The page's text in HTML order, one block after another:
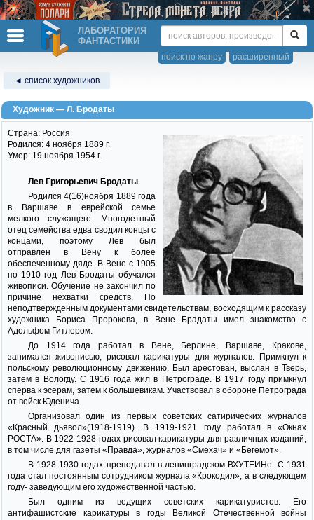
ЛАБОРАТОРИЯ
ФАНТАСТИКИ
расширенный
поиск по жанру
◄ список художников
Художник — Л. Бродаты
Страна: Россия
Родился: 4 ноября 1889 г.
Умер: 19 ноября 1954 г.
Лев Григорьевич Бродаты.
Родился 4(16)ноября 1889 года
в Варшаве в еврейской семье
мелкого служащего. Многодетный
отец семейства едва сводил концы с
концами, поэтому Лев был
отправлен в Вену к более
обеспеченному дяде. В Вене с 1905
по 1910 год Лев Бродаты обучался
живописи. Обучение не закончил по
причине нехватки средств. По
неподтвержденным документами свидетельствам, восходящим к рассказу
художника Бориса Пророкова, в Вене Брадаты имел знакомство с
Адольфом Гитлером.
До 1914 года работал в Вене, Берлине, Варшаве, Кракове,
занимался живописью, рисовал карикатуры для журналов. Примкнул к
польскому революционному движению. Был арестован, выслан в Тверь,
затем в Вологду. С 1916 года жил в Петрограде. В 1917 году примкнул
сперва к эсерам, затем к большевикам. Участвовал в обороне Петрограда
от войск Юденича.
Организовал один из первых советских сатирических журналов
«Красный дьявол»(1918-1919). В 1919-1921 году работал в «Окнах
РОСТА». В 1922-1928 годах рисовал карикатуры для различных изданий,
в том числе для газеты «Правда», журналов «Смехач» и «Бегемот».
В 1928-1930 годах преподавал в ленинградском ВХУТЕИНе. С 1931
года стал постоянным сотрудником журнала «Крокодил», а в следующем
году- заведующим его художественной частью.
Был одним из ведущих советских карикатуристов. Его
антифашистские карикатуры в годы Великой Отечественной войны